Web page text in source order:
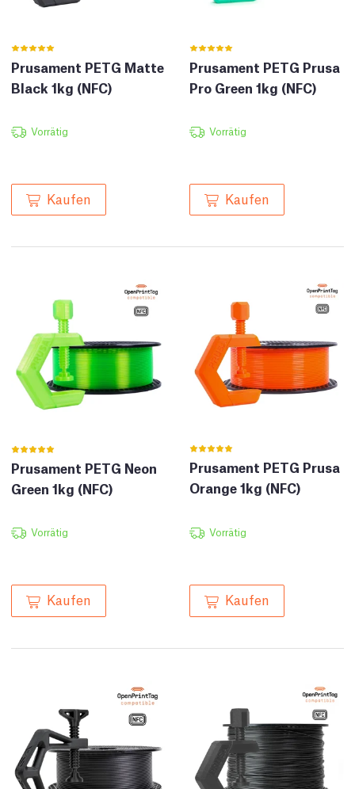
Prusament PETG Matte
Black 1kg (NFC)
Vorrätig
Kaufen
Prusament PETG Prusa
Pro Green 1kg (NFC)
Vorrätig
Kaufen
Prusament PETG Neon
Green 1kg (NFC)
Vorrätig
Kaufen
Prusament PETG Prusa
Orange 1kg (NFC)
Vorrätig
Kaufen